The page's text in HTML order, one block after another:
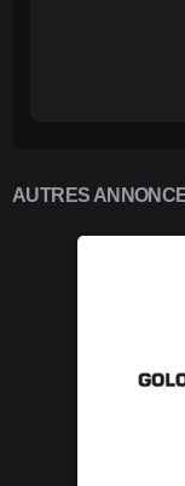
AUTRES